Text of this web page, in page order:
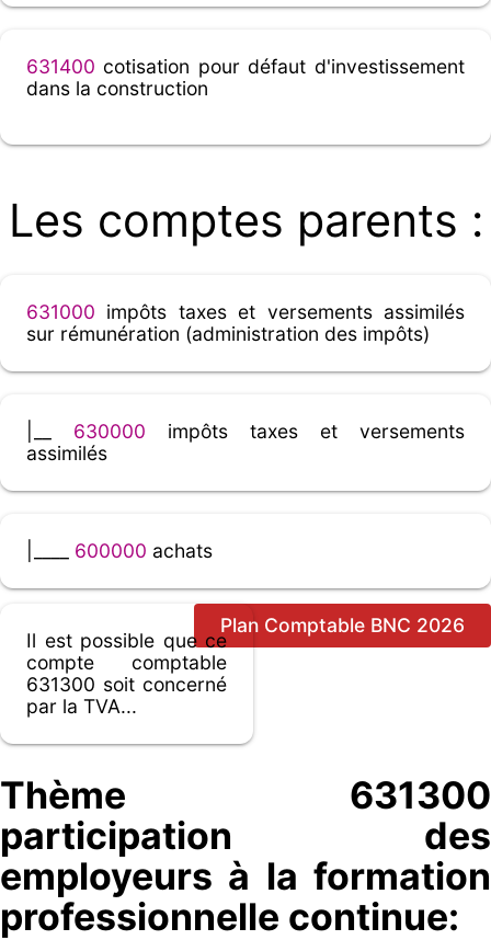
631400 cotisation pour défaut d'investissement
dans la construction
Les comptes parents :
631000 impôts taxes et versements assimilés
sur rémunération (administration des impôts)
630000 impôts taxes et versements
assimilés
600000 achats
Plan Comptable BNC 2026
Il est possible que ce
compte comptable
631300 soit concerné
par la TVA...
Thème 631300
participation des
employeurs à la formation
professionnelle continue: